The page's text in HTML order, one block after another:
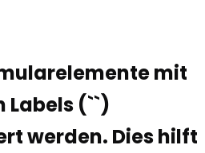
mit
Labels (``)
werden. Dies hilft